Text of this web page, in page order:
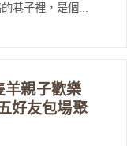
巷子裡，是個...
羊親子歡樂
好友包場聚